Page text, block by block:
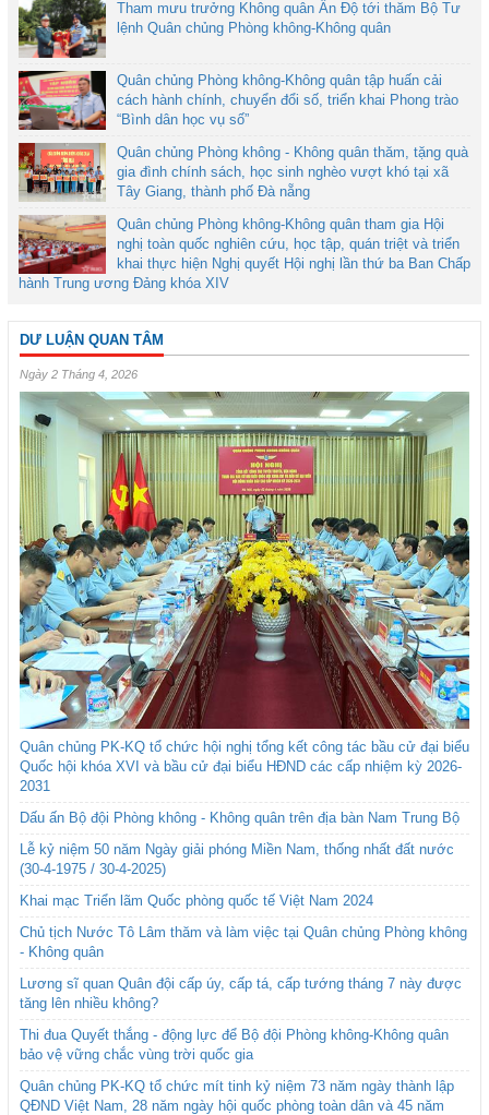
Tham mưu trưởng Không quân Ấn Độ tới thăm Bộ Tư
lệnh Quân chủng Phòng không-Không quân
Quân chủng Phòng không-Không quân tập huấn cải
cách hành chính, chuyển đổi số, triển khai Phong trào
“Bình dân học vụ số”
Quân chủng Phòng không - Không quân thăm, tặng quà
gia đình chính sách, học sinh nghèo vượt khó tại xã
Tây Giang, thành phố Đà nẵng
Quân chủng Phòng không-Không quân tham gia Hội
nghị toàn quốc nghiên cứu, học tập, quán triệt và triển
khai thực hiện Nghị quyết Hội nghị lần thứ ba Ban Chấp
hành Trung ương Đảng khóa XIV
DƯ LUẬN QUAN TÂM
Ngày 2 Tháng 4, 2026
Quân chủng PK-KQ tổ chức hội nghị tổng kết công tác bầu cử đại biểu
Quốc hội khóa XVI và bầu cử đại biểu HĐND các cấp nhiệm kỳ 2026-
2031
Dấu ấn Bộ đội Phòng không - Không quân trên địa bàn Nam Trung Bộ
Lễ kỷ niệm 50 năm Ngày giải phóng Miền Nam, thống nhất đất nước
(30-4-1975 / 30-4-2025)
Khai mạc Triển lãm Quốc phòng quốc tế Việt Nam 2024
Chủ tịch Nước Tô Lâm thăm và làm việc tại Quân chủng Phòng không
- Không quân
Lương sĩ quan Quân đội cấp úy, cấp tá, cấp tướng tháng 7 này được
tăng lên nhiều không?
Thi đua Quyết thắng - động lực để Bộ đội Phòng không-Không quân
bảo vệ vững chắc vùng trời quốc gia
Quân chủng PK-KQ tổ chức mít tinh kỷ niệm 73 năm ngày thành lập
QĐND Việt Nam, 28 năm ngày hội quốc phòng toàn dân và 45 năm